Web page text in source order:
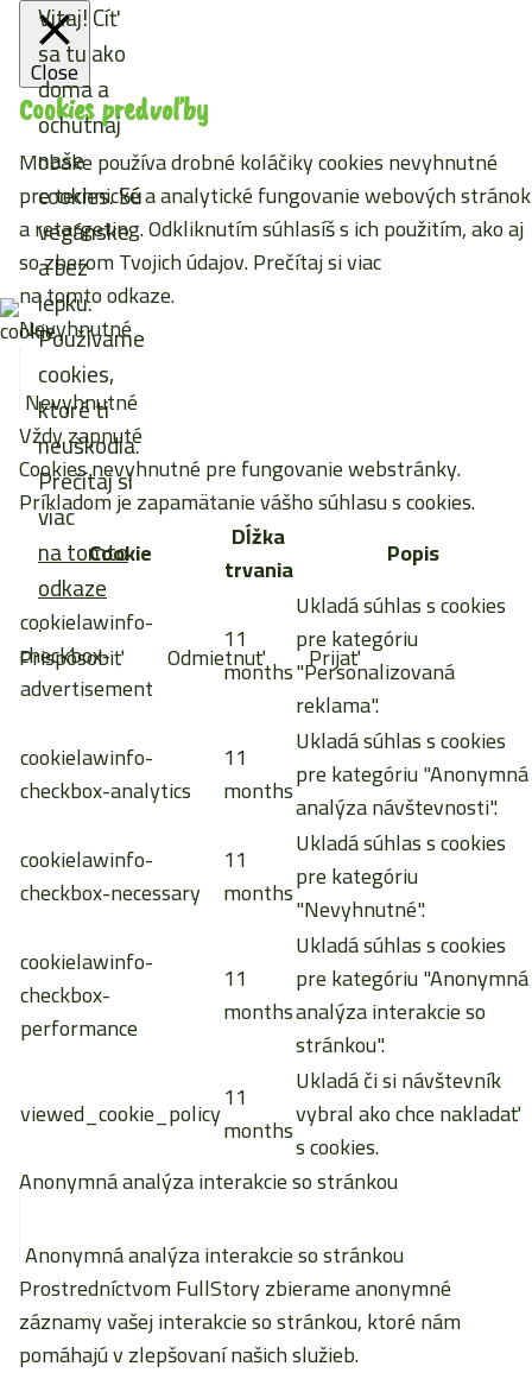
Vitaj! Cíť
sa tu ako
doma a
ochutnaj
naše
cookies. Sú
vegánske
a bez
lepku.
Používame
cookies,
ktoré ti
neuškodia.
Prečítaj si
viac
na tomto
odkaze
.
Prispôsobiť Odmietnuť Prijať
Close
Cookies predvoľby
Mobake používa drobné koláčiky cookies nevyhnutné
pre technické a analytické fungovanie webových stránok
a retargeting. Odkliknutím súhlasíš s ich použitím, ako aj
so zberom Tvojich údajov. Prečítaj si viac
na tomto odkaze.
Nevyhnutné
Nevyhnutné
Vždy zapnuté
Cookies nevyhnutné pre fungovanie webstránky.
Príkladom je zapamätanie vášho súhlasu s cookies.
Cookie
Dĺžka
trvania
Popis
cookielawinfo-
checkbox-
advertisement
11
months
Ukladá súhlas s cookies
pre kategóriu
"Personalizovaná
reklama".
cookielawinfo-
checkbox-analytics
11
months
Ukladá súhlas s cookies
pre kategóriu "Anonymná
analýza návštevnosti".
cookielawinfo-
checkbox-necessary
11
months
Ukladá súhlas s cookies
pre kategóriu
"Nevyhnutné".
cookielawinfo-
checkbox-
performance
11
months
Ukladá súhlas s cookies
pre kategóriu "Anonymná
analýza interakcie so
stránkou".
viewed_cookie_policy11
months
Ukladá či si návštevník
vybral ako chce nakladať
s cookies.
Anonymná analýza interakcie so stránkou
Anonymná analýza interakcie so stránkou
Prostredníctvom FullStory zbierame anonymné
záznamy vašej interakcie so stránkou, ktoré nám
pomáhajú v zlepšovaní našich služieb.